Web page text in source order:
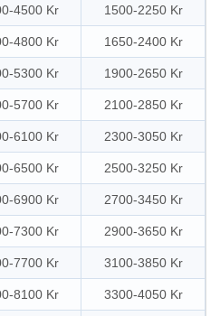
4500 Kr 1500-2250 Kr
4800 Kr 1650-2400 Kr
5300 Kr 1900-2650 Kr
5700 Kr 2100-2850 Kr
6100 Kr 2300-3050 Kr
6500 Kr 2500-3250 Kr
6900 Kr 2700-3450 Kr
7300 Kr 2900-3650 Kr
7700 Kr 3100-3850 Kr
8100 Kr 3300-4050 Kr